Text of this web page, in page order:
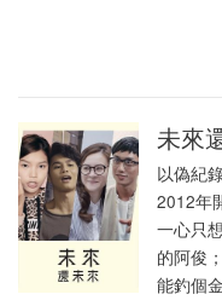
未來
以偽紀
2012年
一心只
的阿俊
能釣個